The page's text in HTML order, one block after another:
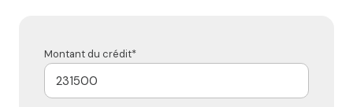
Montant du crédit*